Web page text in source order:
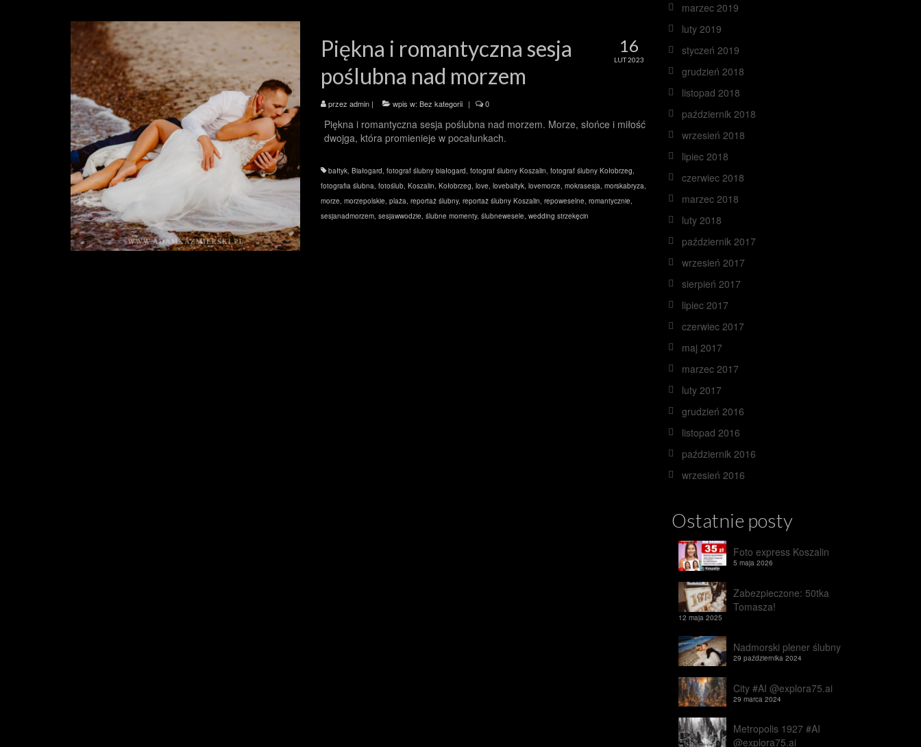
16
LUT 2023
Piękna i romantyczna sesja
poślubna nad morzem
przez admin| wpis w: Bez kategorii | 0
Piękna i romantyczna sesja poślubna nad morzem. Morze, słońce i miłość
dwojga, która promienieje w pocałunkach.
bałtyk, Białogard fotograf ślubny białogard fotograf ślubny Koszalin fotograf ślubny Kołobrzeg
fotografia ślubna fotoślub, Koszalin Kołobrzeg love lovebaltyk, lovemorze mokrasesja morskabryza
morze morzepolskie plaża reportaż ślubny, reportaż ślubny Koszalin repoweselne romantycznie
sesjanadmorzem, sesjawwodzie ślubne momenty, ślubnewesele wedding strzekęcin
marzec 2019
luty 2019
styczeń 2019
grudzień 2018
listopad 2018
październik 2018
wrzesień 2018
lipiec 2018
czerwiec 2018
marzec 2018
luty 2018
październik 2017
wrzesień 2017
sierpień 2017
lipiec 2017
czerwiec 2017
maj 2017
marzec 2017
luty 2017
grudzień 2016
listopad 2016
październik 2016
wrzesień 2016
Ostatnie posty
Foto express Koszalin
5 maja 2026
Zabezpieczone: 50tka
Tomasza!
12 maja 2025
Nadmorski plener ślubny
29 października 2024
City #AI @explora75.ai
29 marca 2024
Metropolis 1927 #AI
@explora75.ai